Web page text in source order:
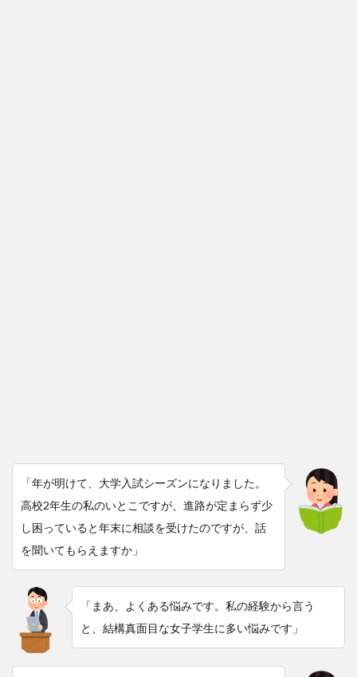
「年が明けて、大学入試シーズンになりました。
高校2年生の私のいとこですが、進路が定まらず少
し困っていると年末に相談を受けたのですが、話
を聞いてもらえますか」
「まあ、よくある悩みです。私の経験から言う
と、結構真面目な女子学生に多い悩みです」